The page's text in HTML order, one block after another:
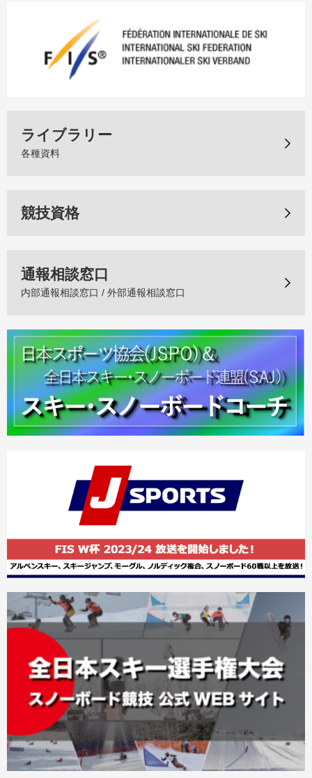
ライブラリー
各種資料
競技資格
通報相談窓口
内部通報相談窓口 / 外部通報相談窓口